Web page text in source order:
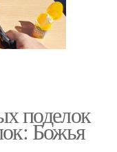
поделок
Божья